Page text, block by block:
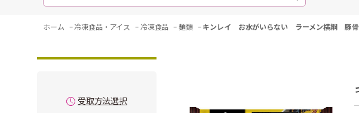
ホーム - 冷凍食品・アイス - 冷凍食品 - 麺類 - キンレイ お水がいらない ラーメン横綱 豚
受取方法選択